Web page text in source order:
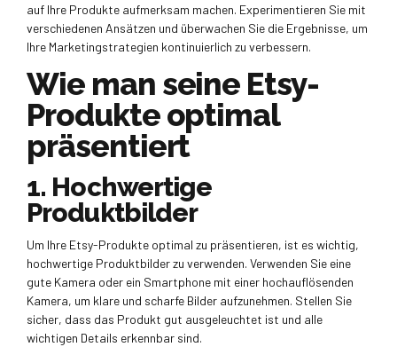
auf Ihre Produkte aufmerksam machen. Experimentieren Sie mit
verschiedenen Ansätzen und überwachen Sie die Ergebnisse, um
Ihre Marketingstrategien kontinuierlich zu verbessern.
Wie man seine Etsy-
Produkte optimal
präsentiert
1. Hochwertige
Produktbilder
Um Ihre Etsy-Produkte optimal zu präsentieren, ist es wichtig,
hochwertige Produktbilder zu verwenden. Verwenden Sie eine
gute Kamera oder ein Smartphone mit einer hochauflösenden
Kamera, um klare und scharfe Bilder aufzunehmen. Stellen Sie
sicher, dass das Produkt gut ausgeleuchtet ist und alle
wichtigen Details erkennbar sind.